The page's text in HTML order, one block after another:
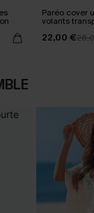
Paréo cover
volants
22,00 €